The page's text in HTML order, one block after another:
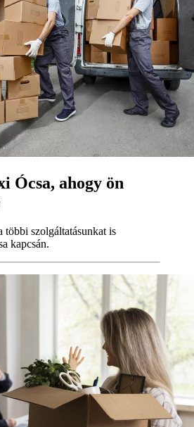
Ócsa, ahogy ön
többi szolgáltatásunkat is
kapcsán.